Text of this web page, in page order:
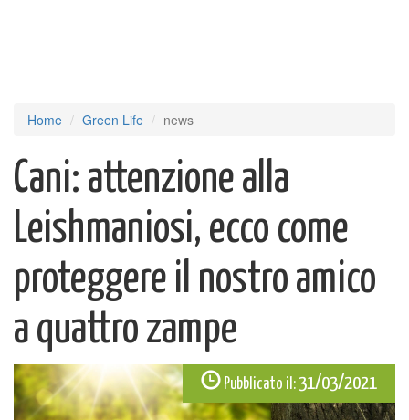
Home Green Life news
Cani: attenzione alla
Leishmaniosi, ecco come
proteggere il nostro amico
a quattro zampe
Pubblicato il: 31/03/2021